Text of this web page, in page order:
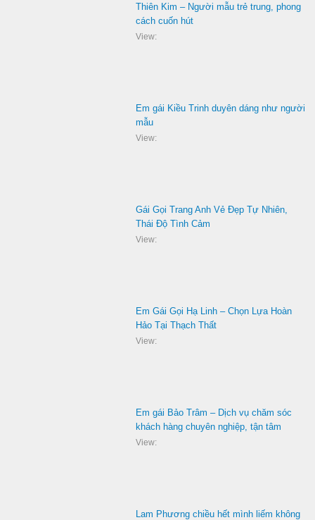
Thiên Kim – Người mẫu trẻ trung, phong
cách cuốn hút
View:
Em gái Kiều Trinh duyên dáng như người
mẫu
View:
Gái Gọi Trang Anh Vẻ Đẹp Tự Nhiên,
Thái Độ Tình Cảm
View:
Em Gái Gọi Hạ Linh – Chọn Lựa Hoàn
Hảo Tại Thạch Thất
View:
Em gái Bảo Trâm – Dịch vụ chăm sóc
khách hàng chuyên nghiệp, tận tâm
View:
Lam Phương chiều hết mình liếm không